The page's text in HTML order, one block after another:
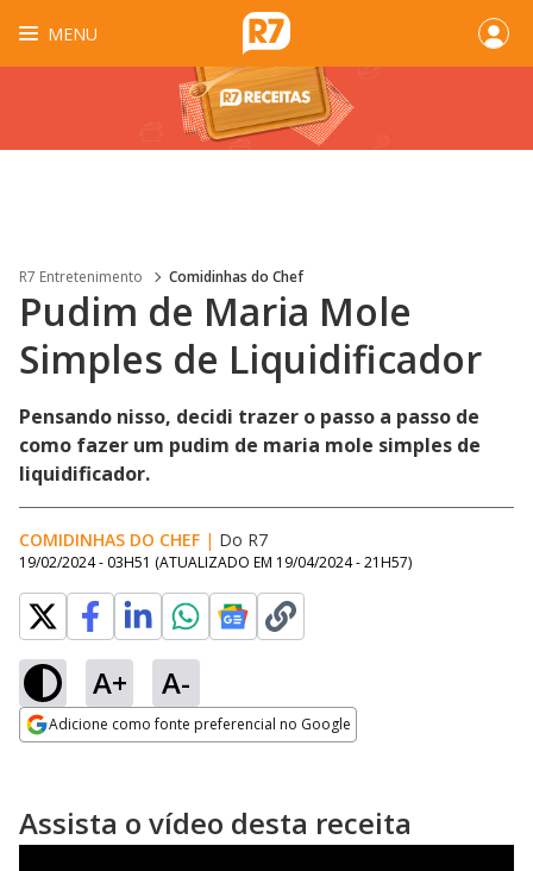
MENU
R7 Entretenimento Comidinhas do Chef
Pudim de Maria Mole
Simples de Liquidificador
Pensando nisso, decidi trazer o passo a passo de
como fazer um pudim de maria mole simples de
liquidificador.
COMIDINHAS DO CHEF | Do R7
19/02/2024 - 03H51 (ATUALIZADO EM 19/04/2024 - 21H57)
A+ A-
Adicione como fonte preferencial no Google
Assista o vídeo desta receita